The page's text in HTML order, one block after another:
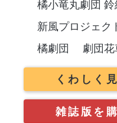
橘小竜丸劇団 鈴
新風プロジェク
橘劇団
劇団花
くわしく
雑誌版を